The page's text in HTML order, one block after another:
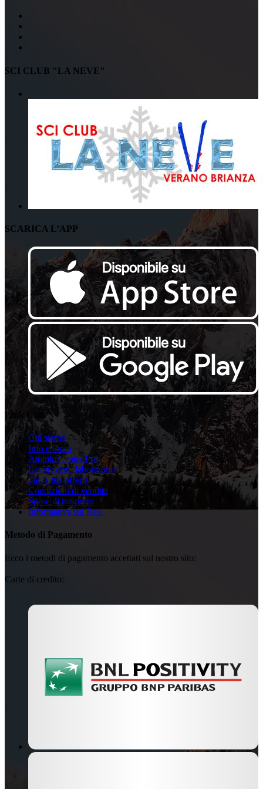
SCI CLUB "LA NEVE"
SCARICA L’APP
Link Utili
Chi siamo
Info e Orari
Atomic Center Pro
Lavorazioni laboratorio
Fai la tua offerta
Condizioni di vendita
Spese di trasporto
Informativa sui Resi
Metodo di Pagamento
Ecco i metodi di pagamento accettati sul nostro sito:
Carte di credito: